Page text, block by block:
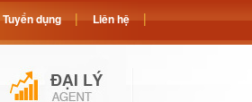
Tuyển dụng Liên hệ